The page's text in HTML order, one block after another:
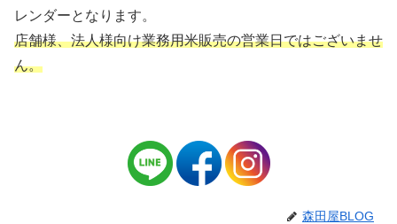
レンダーとなります。
店舗様、法人様向け業務用米販売の営業日ではございませ
ん。
森田屋BLOG